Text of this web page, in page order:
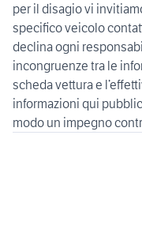
per il disagio vi
specifico veicolo
declina ogni
incongruenze tra le
scheda vettura e
informazioni qui